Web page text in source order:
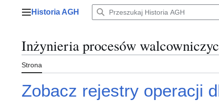
Menu główne
Historia AGH
Inżynieria procesów
Strona
Zobacz rejestry operacji